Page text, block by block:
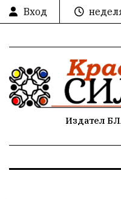
Вход
Издател